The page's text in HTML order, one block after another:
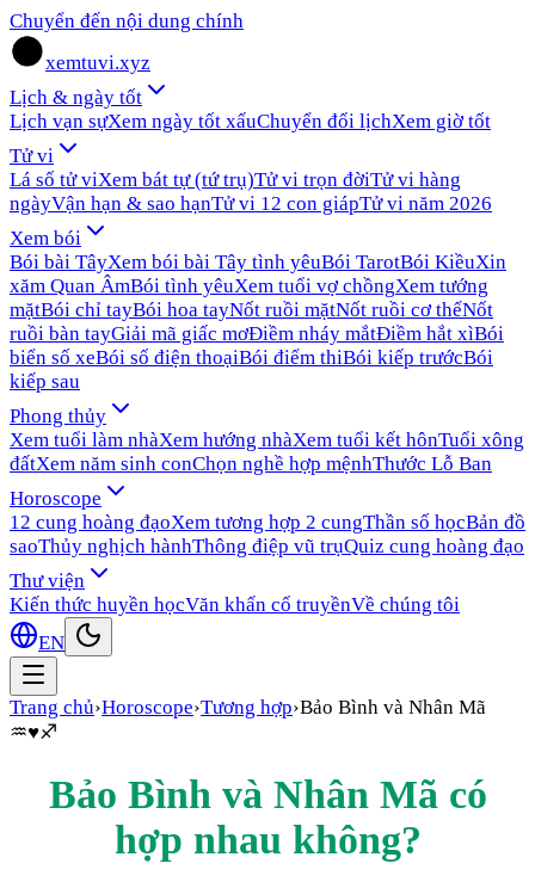
Chuyển đến nội dung chính
xemtuvi.xyz
Lịch & ngày tốt
Lịch vạn sựXem ngày tốt xấuChuyển đổi lịchXem giờ tốt
Tử vi
Lá số tử viXem bát tự (tứ trụ)Tử vi trọn đờiTử vi hàng
ngàyVận hạn & sao hạnTử vi 12 con giápTử vi năm 2026
Xem bói
Bói bài TâyXem bói bài Tây tình yêuBói TarotBói KiềuXin
xăm Quan ÂmBói tình yêuXem tuổi vợ chồngXem tướng
mặtBói chỉ tayBói hoa tayNốt ruồi mặtNốt ruồi cơ thểNốt
ruồi bàn tayGiải mã giấc mơĐiềm nháy mắtĐiềm hắt xìBói
biển số xeBói số điện thoạiBói điểm thiBói kiếp trướcBói
kiếp sau
Phong thủy
Xem tuổi làm nhàXem hướng nhàXem tuổi kết hônTuổi xông
đấtXem năm sinh conChọn nghề hợp mệnhThước Lỗ Ban
Horoscope
12 cung hoàng đạoXem tương hợp 2 cungThần số họcBản đồ
saoThủy nghịch hànhThông điệp vũ trụQuiz cung hoàng đạo
Thư viện
Kiến thức huyền họcVăn khấn cổ truyềnVề chúng tôi
EN
Trang chủ›Horoscope›Tương hợp›Bảo Bình và Nhân Mã
♒♥♐
Bảo Bình và Nhân Mã có
hợp nhau không?